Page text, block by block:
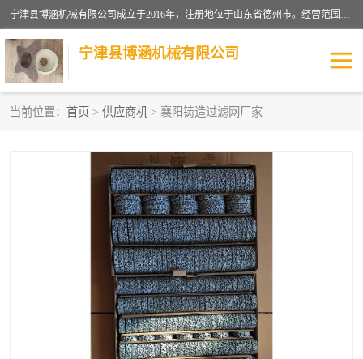
宁津县博涵机械有限公司成立于2016年，注册地位于山东省德州市。经营范围包括：机械设备研发、生产及销售，铸造用造型材料生产、销售，玻璃纤维及制品制造、销售，汽车零配件零售，机械零件、零部件加工，机械零件、零部件销售等；主要产品有：纤维过滤网,陶瓷过滤器,泡沫陶瓷过滤器,耐高温纤维过滤器,铸铁过滤器,铸铜过滤网,铸铝过滤网,铝轮毂过滤网,高效过滤网,高效陶瓷过滤网,高效纤维过滤网。
宁津县博涵机械有限公司
当前位置： 首页 > 供应商机 > 襄阳铸造过滤网厂家
挡渣棉
避脏网